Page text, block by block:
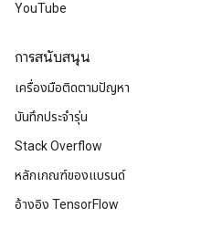
YouTube
การสนับสนุน
เครื่องมือติดตามปัญหา
บันทึกประจำรุ่น
Stack Overflow
หลักเกณฑ์ของแบรนด์
อ้างอิง TensorFlow